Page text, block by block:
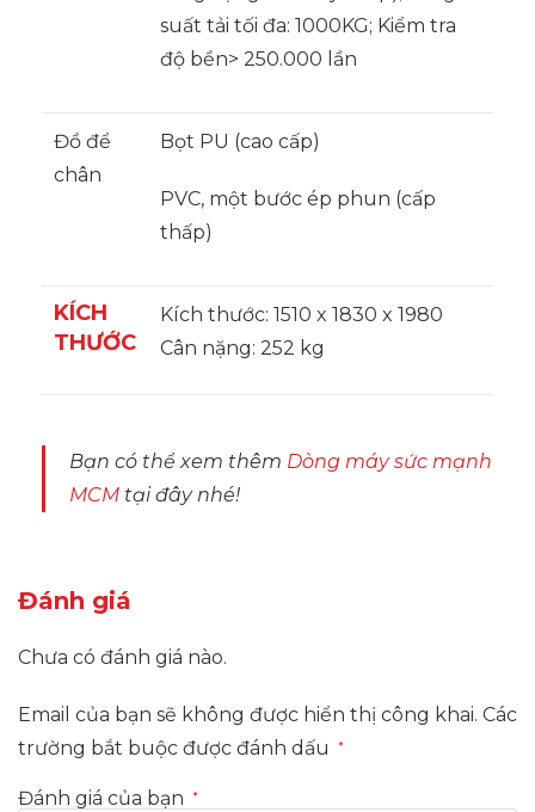
suất tải tối đa: 1000KG; Kiểm tra
độ bền> 250.000 lần
Đồ để
chân
Bọt PU (cao cấp)
PVC, một bước ép phun (cấp
thấp)
KÍCH
THƯỚC
Kích thước: 1510 x 1830 x 1980
Cân nặng: 252 kg
Bạn có thể xem thêm Dòng máy sức mạnh
MCM tại đây nhé!
Đánh giá
Chưa có đánh giá nào.
Email của bạn sẽ không được hiển thị công khai. Các
trường bắt buộc được đánh dấu
*
Đánh giá của bạn *